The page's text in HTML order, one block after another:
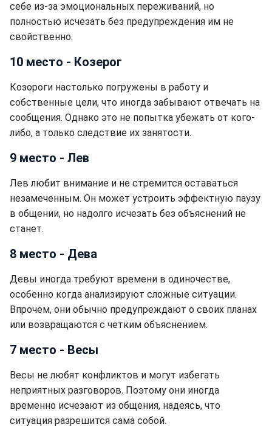
себе из-за эмоциональных переживаний, но
полностью исчезать без предупреждения им не
свойственно.
10 место - Козерог
Козороги настолько погружены в работу и
собственные цели, что иногда забывают отвечать на
сообщения. Однако это не попытка убежать от кого-
либо, а только следствие их занятости.
9 место - Лев
Лев любит внимание и не стремится оставаться
незамеченным. Он может устроить эффектную паузу
в общении, но надолго исчезать без объяснений не
станет.
8 место - Дева
Девы иногда требуют времени в одиночестве,
особенно когда анализируют сложные ситуации.
Впрочем, они обычно предупреждают о своих планах
или возвращаются с четким объяснением.
7 место - Весы
Весы не любят конфликтов и могут избегать
неприятных разговоров. Поэтому они иногда
временно исчезают из общения, надеясь, что
ситуация разрешится сама собой.